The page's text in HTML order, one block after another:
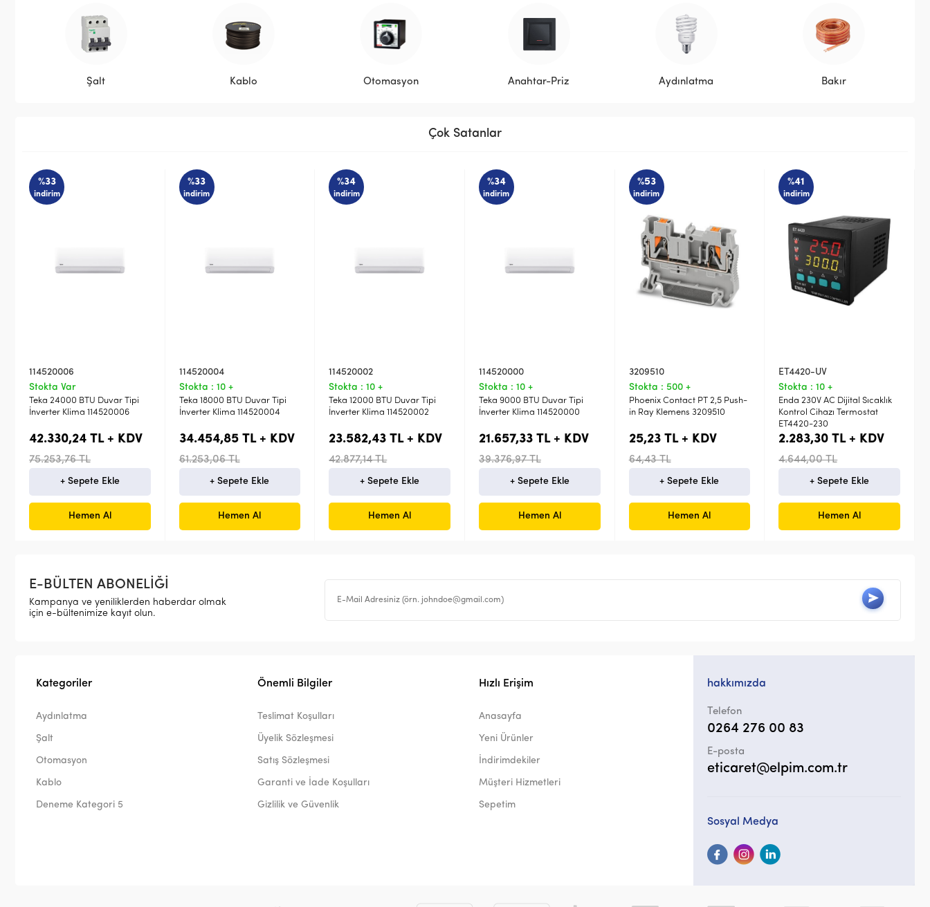
Şalt Kablo Otomasyon Anahtar-Priz Aydınlatma Bakır
Çok Satanlar
%33
indirim
114520006
Stokta Var
Teka 24000 BTU Duvar Tipi
İnverter Klima 114520006
42.330,24 TL + KDV
75.253,76 TL
+ Sepete Ekle
Hemen Al
%33
indirim
114520004
Stokta : 10 +
Teka 18000 BTU Duvar Tipi
İnverter Klima 114520004
34.454,85 TL + KDV
61.253,06 TL
+ Sepete Ekle
Hemen Al
%34
indirim
114520002
Stokta : 10 +
Teka 12000 BTU Duvar Tipi
İnverter Klima 114520002
23.582,43 TL + KDV
42.877,14 TL
+ Sepete Ekle
Hemen Al
%34
indirim
114520000
Stokta : 10 +
Teka 9000 BTU Duvar Tipi
İnverter Klima 114520000
21.657,33 TL + KDV
39.376,97 TL
+ Sepete Ekle
Hemen Al
%53
indirim
3209510
Stokta : 500 +
Phoenix Contact PT 2,5 Push-
in Ray Klemens 3209510
25,23 TL + KDV
64,43 TL
+ Sepete Ekle
Hemen Al
%41
indirim
ET4420-UV
Stokta : 10 +
Enda 230V AC Dijital Sıcaklık
Kontrol Cihazı Termostat
ET4420-230
2.283,30 TL + KDV
4.644,00 TL
+ Sepete Ekle
Hemen Al
E-BÜLTEN ABONELİĞİ
Kampanya ve yeniliklerden haberdar olmak
için e-bültenimize kayıt olun.
Kategoriler
Aydınlatma
Şalt
Otomasyon
Kablo
Deneme Kategori 5
Önemli Bilgiler
Teslimat Koşulları
Üyelik Sözleşmesi
Satış Sözleşmesi
Garanti ve İade Koşulları
Gizlilik ve Güvenlik
Hızlı Erişim
Anasayfa
Yeni Ürünler
İndirimdekiler
Müşteri Hizmetleri
Sepetim
hakkımızda
Telefon
0264 276 00 83
E-posta
eticaret@elpim.com.tr
Sosyal Medya